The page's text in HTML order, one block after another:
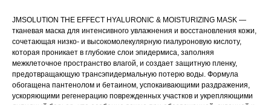
JMSOLUTION THE EFFECT HYALURONIC & MOISTURIZING MASK —
тканевая маска для интенсивного увлажнения и восстановления кожи,
сочетающая низко- и высокомолекулярную гиалуроновую кислоту,
которая проникает в глубокие слои эпидермиса, заполняя
межклеточное пространство влагой, и создает защитную пленку,
предотвращающую трансэпидермальную потерю воды. Формула
обогащена пантенолом и бетаином, успокаивающими раздражения,
ускоряющими регенерацию поврежденных участков и укрепляющими